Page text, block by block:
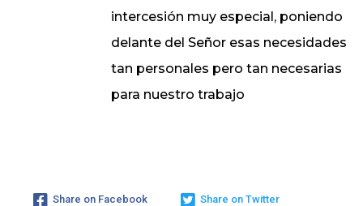
intercesión muy especial, poniendo
delante del Señor esas necesidades
tan personales pero tan necesarias
para nuestro trabajo
Share on Facebook Share on Twitter